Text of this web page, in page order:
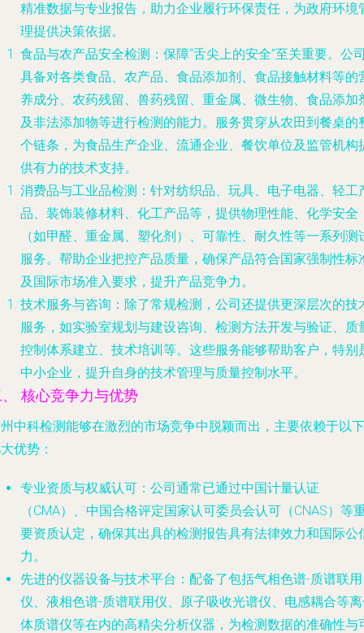
精准数据与专业报告，助力企业履行环保责任，为政府环境
理提供决策依据。
食品与农产品安全检测 ：保障“舌尖上的安全”至关重要。公
具备对各类食品、农产品、食品添加剂、食品接触材料等的
养成分、农药残留、兽药残留、重金属、微生物、食品添加
及非法添加物等进行检测的能力。服务贯穿从农田到餐桌的
个链条，为食品生产企业、流通企业、餐饮单位及监管机构
供有力的技术支持。
消费品与工业品检测 ：针对纺织品、玩具、电子电器、轻工
品、装饰装修材料、化工产品等，提供物理性能、化学安全
（如甲醛、重金属、塑化剂）、可靠性、耐久性等一系列测
服务。帮助企业把控产品质量，确保产品符合国家强制性标
及国际市场准入要求，提升产品竞争力。
技术服务与咨询 ：除了常规检测，公司还提供更深层次的技
服务，如实验室规划与建设咨询、检测方法开发与验证、质
控制体系建立、技术培训等。这些服务能够帮助客户，特别
中小企业，提升自身的技术管理与质量控制水平。
核心竞争力与优势
中科检测能够在激烈的市场竞争中脱颖而出，主要依赖于以下
优势：
专业资质与权威认可 ：公司通常已通过中国计量认证
（CMA）、中国合格评定国家认可委员会认可（CNAS）等
要资质认定，确保其出具的检测报告具有法律效力和国际公
力。
先进的仪器设备与技术平台 ：配备了包括气相色谱-质谱联用
仪、液相色谱-质谱联用仪、原子吸收光谱仪、电感耦合等
体质谱仪等在内的高精尖分析仪器，为检测数据的准确性与